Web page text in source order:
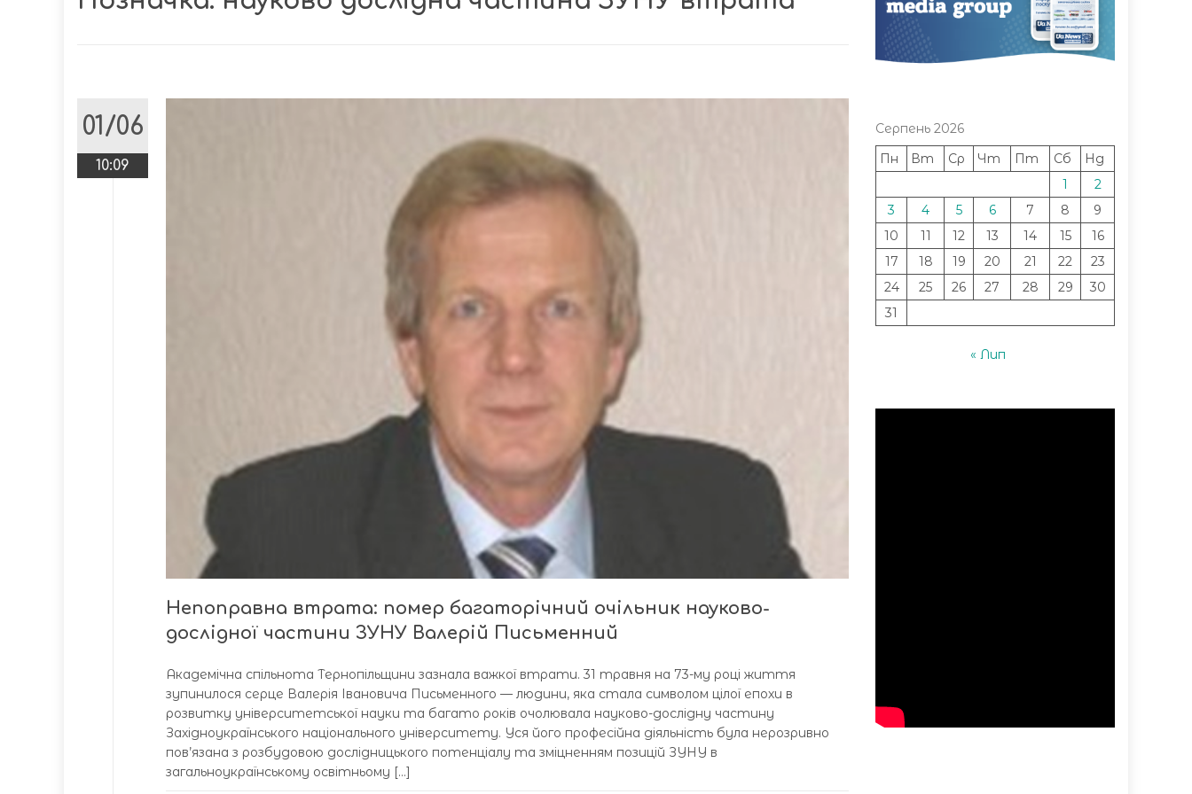
01/06
10:09
Непоправна втрата: помер багаторічний очільник науково-
дослідної частини ЗУНУ Валерій Письменний
Академічна спільнота Тернопільщини зазнала важкої втрати. 31 травня на 73-му році життя
зупинилося серце Валерія Івановича Письменного — людини, яка стала символом цілої епохи в
розвитку університетської науки та багато років очолювала науково-дослідну частину
Західноукраїнського національного університету. Уся його професійна діяльність була нерозривно
пов’язана з розбудовою дослідницького потенціалу та зміцненням позицій ЗУНУ в
загальноукраїнському освітньому […]
Серпень 2026
Пн
Вт Ср Чт Пт Сб
Нд
1
2
3
4 5 6 7 8
9
10
11 12 13 14 15
16
17
18 19 20 21 22
23
24
25 26 27 28 29
30
31
« Лип